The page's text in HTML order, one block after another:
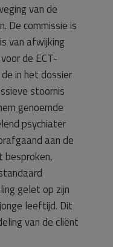
van de
De commissie is
van afwijking
de ECT-
in het dossier
stoornis
genoemde
psychiater
aan de
besproken,
gelet op zijn
leeftijd. Dit
van de cliënt